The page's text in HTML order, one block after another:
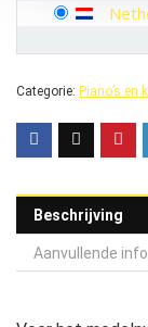
Categorie: Piano’s en
Beschrijving
Aanvullende